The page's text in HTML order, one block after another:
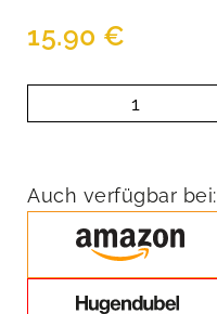
15.90 €
Illa
Auch verfügbar bei: